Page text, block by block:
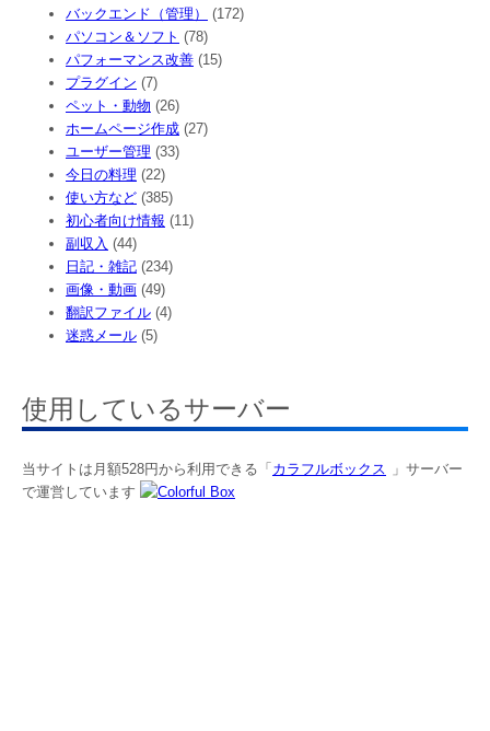
バックエンド（管理）
(172)
パソコン＆ソフト (78)
パフォーマンス改善 (15)
プラグイン (7)
ペット・動物 (26)
ホームページ作成 (27)
ユーザー管理 (33)
今日の料理 (22)
使い方など (385)
初心者向け情報 (11)
副収入 (44)
日記・雑記 (234)
画像・動画 (49)
翻訳ファイル (4)
迷惑メール (5)
使用しているサーバー
当サイトは月額528円から利用できる「 カラフルボックス
」サーバー
で運営しています